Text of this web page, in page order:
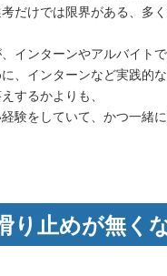
だけでは限界がある、多
インターンやアルバイトで
、インターンなど実践的
するかよりも、
験をしていて、かつ一緒
り止めが無く